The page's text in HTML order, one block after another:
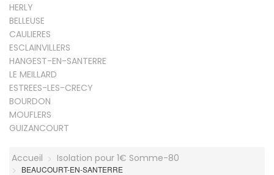
HERLY
BELLEUSE
CAULIERES
ESCLAINVILLERS
HANGEST-EN-SANTERRE
LE MEILLARD
ESTREES-LES-CRECY
BOURDON
MOUFLERS
GUIZANCOURT
Accueil Isolation pour 1€ Somme-80
BEAUCOURT-EN-SANTERRE